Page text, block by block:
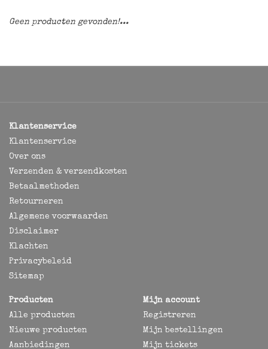
Geen producten gevonden!...
Klantenservice
Klantenservice
Over ons
Verzenden & verzendkosten
Betaalmethoden
Retourneren
Algemene voorwaarden
Disclaimer
Klachten
Privacybeleid
Sitemap
Producten
Alle producten
Nieuwe producten
Aanbiedingen
Mijn account
Registreren
Mijn bestellingen
Mijn tickets